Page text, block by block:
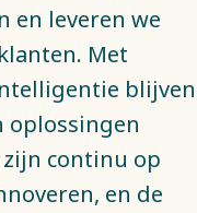
en leveren we
Met
blijven
oplossingen
continu op
en de